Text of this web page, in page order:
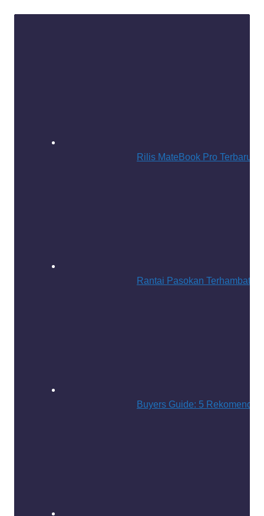
Rilis MateBook Pro Terbaru,
Rantai Pasokan Terhambat:
Buyers Guide: 5